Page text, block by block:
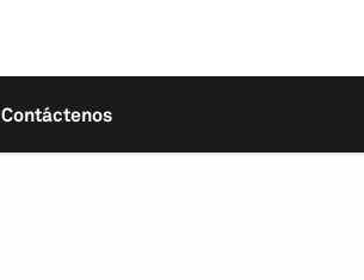
Contáctenos